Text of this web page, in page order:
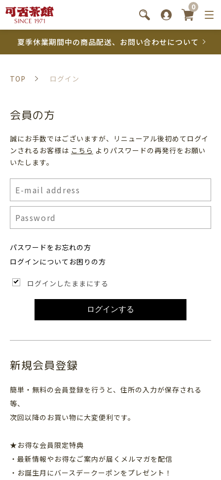
0
夏季休業期間中の商品配送、お問い合わせについて
TOP ログイン
会員の方
誠にお手数ではございますが、リニューアル後初めてログイ
ンされるお客様は こちら よりパスワードの再発行をお願い
いたします。
パスワードをお忘れの方
ログインについてお困りの方
ログインしたままにする
ログインする
新規会員登録
簡単・無料の会員登録を行うと、住所の入力が保存される
等、
次回以降のお買い物に大変便利です。
★お得な会員限定特典
・最新情報やお得なご案内が届くメルマガを配信
・お誕生月にバースデークーポンをプレゼント！